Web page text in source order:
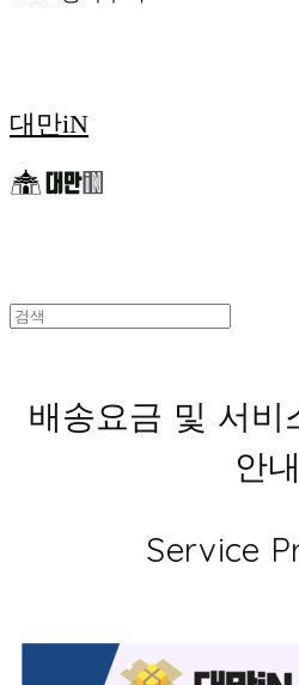
대만iN
배송요금 및 서비
안내
Service